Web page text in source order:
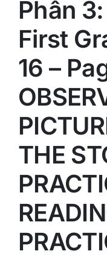
Phần
First
16 –
THE